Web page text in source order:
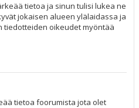
tietoa ja sinun tulisi lukea ne
jokaisen alueen ylälaidassa ja
tiedotteiden oikeudet myöntää
tietoa foorumista jota olet